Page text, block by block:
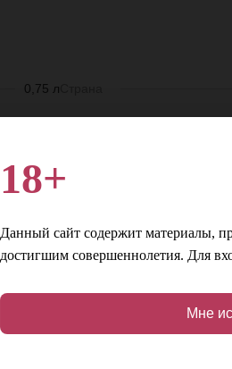
0,75 л
Красное
13,5%
18+
Данный сайт содержит материалы,
достигшим совершеннолетия. Для
Мне